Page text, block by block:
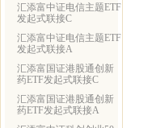
汇添富中证电信主题ETF
发起式联接C
汇添富中证电信主题ETF
发起式联接A
汇添富国证港股通创新
药ETF发起式联接C
汇添富国证港股通创新
药ETF发起式联接A